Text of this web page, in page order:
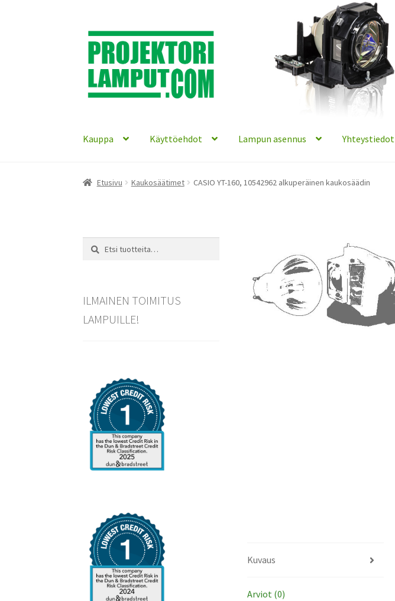
Siirry
navigointiin
Siirry
sisältöön
Kauppa Käyttöehdot Lampun asennus Yhteystiedot
Etusivu Kaukosäätimet CASIO YT-160, 10542962 alkuperäinen kaukosäädin
Kuvaus
Arviot (0)
Etsi:
Haku
ILMAINEN TOIMITUS
LAMPUILLE!